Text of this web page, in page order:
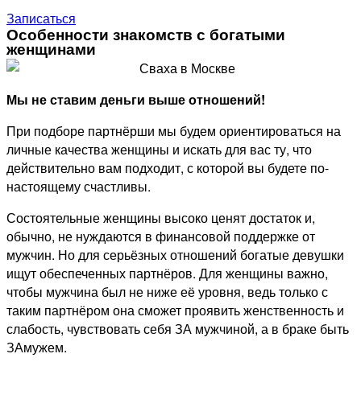
Записаться
Особенности знакомств с богатыми
женщинами
Мы не ставим деньги выше отношений!
При подборе партнёрши мы будем ориентироваться на
личные качества женщины и искать для вас ту, что
действительно вам подходит, с которой вы будете по-
настоящему счастливы.
Состоятельные женщины высоко ценят достаток и,
обычно, не нуждаются в финансовой поддержке от
мужчин. Но для серьёзных отношений богатые девушки
ищут обеспеченных партнёров. Для женщины важно,
чтобы мужчина был не ниже её уровня, ведь только с
таким партнёром она сможет проявить женственность и
слабость, чувствовать себя ЗА мужчиной, а в браке быть
ЗАмужем.